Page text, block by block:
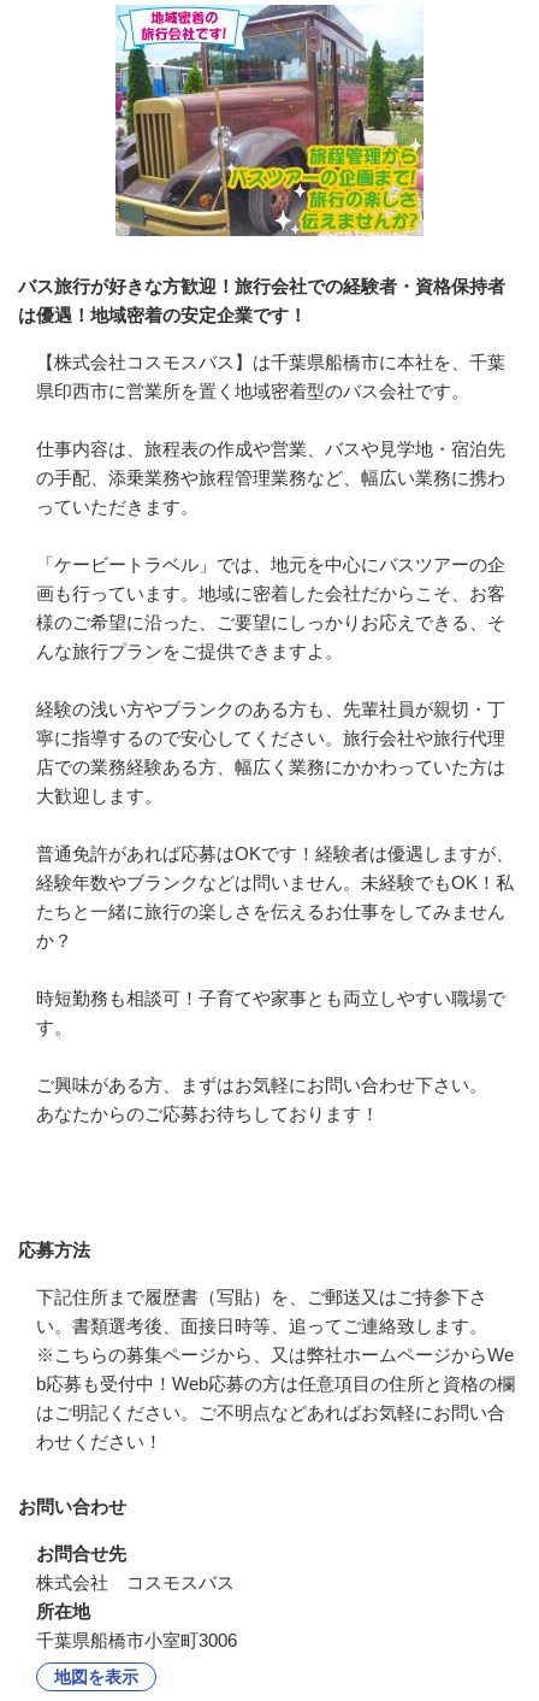
バス旅行が好きな方歓迎！旅行会社での経験者・資格保持者
は優遇！地域密着の安定企業です！
【株式会社コスモスバス】は千葉県船橋市に本社を、千葉
県印西市に営業所を置く地域密着型のバス会社です。
仕事内容は、旅程表の作成や営業、バスや見学地・宿泊先
の手配、添乗業務や旅程管理業務など、幅広い業務に携わ
っていただきます。
「ケービートラベル」では、地元を中心にバスツアーの企
画も行っています。地域に密着した会社だからこそ、お客
様のご希望に沿った、ご要望にしっかりお応えできる、そ
んな旅行プランをご提供できますよ。
経験の浅い方やブランクのある方も、先輩社員が親切・丁
寧に指導するので安心してください。旅行会社や旅行代理
店での業務経験ある方、幅広く業務にかかわっていた方は
大歓迎します。
普通免許があれば応募はOKです！経験者は優遇しますが、
経験年数やブランクなどは問いません。未経験でもOK！私
たちと一緒に旅行の楽しさを伝えるお仕事をしてみません
か？
時短勤務も相談可！子育てや家事とも両立しやすい職場で
す。
ご興味がある方、まずはお気軽にお問い合わせ下さい。
あなたからのご応募お待ちしております！
応募方法
下記住所まで履歴書（写貼）を、ご郵送又はご持参下さ
い。書類選考後、面接日時等、追ってご連絡致します。
※こちらの募集ページから、又は弊社ホームページからWe
b応募も受付中！Web応募の方は任意項目の住所と資格の欄
はご明記ください。ご不明点などあればお気軽にお問い合
わせください！
お問い合わせ
お問合せ先
株式会社　コスモスバス
所在地
千葉県船橋市小室町3006
地図を表示